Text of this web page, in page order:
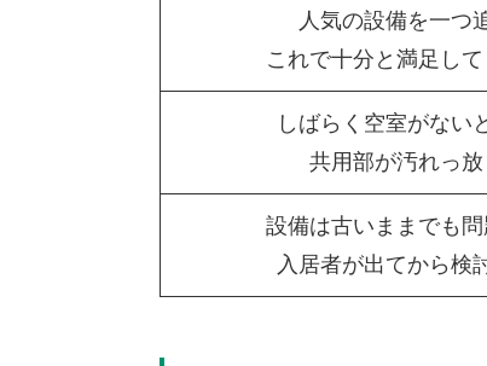
人気の設備を一つ
これで十分と満足して
しばらく空室がない
共用部が汚れっ放
設備は古いままでも問
入居者が出てから検